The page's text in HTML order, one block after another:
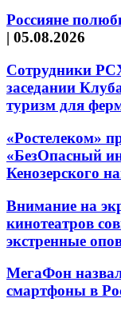
Россияне
| 05.08.2026
Сотрудники
заседании
туризм для
«Ростелеком»
«БезОпасный
Кенозерского
Внимание на
кинотеатров
экстренные
МегаФон
смартфоны в